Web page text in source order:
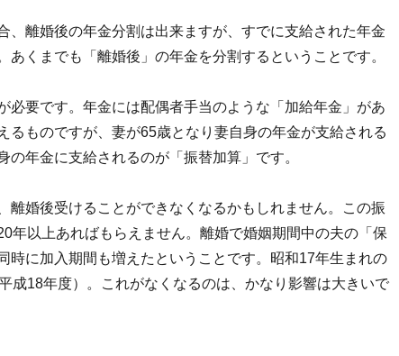
、離婚後の年金分割は出来ますが、すでに支給された年金
くまでも「離婚後」の年金を分割するということです。
必要です。年金には配偶者手当のような「加給年金」があ
るものですが、妻が65歳となり妻自身の年金が支給される
年金に支給されるのが「振替加算」です。
離婚後受けることができなくなるかもしれません。この振
年以上あればもらえません。離婚で婚姻期間中の夫の「保
時に加入期間も増えたということです。昭和17年生まれの
成18年度）。これがなくなるのは、かなり影響は大きいで